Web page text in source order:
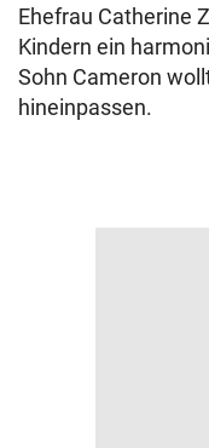
Ehefrau Catherine
Kindern ein
Sohn Cameron
hineinpassen.